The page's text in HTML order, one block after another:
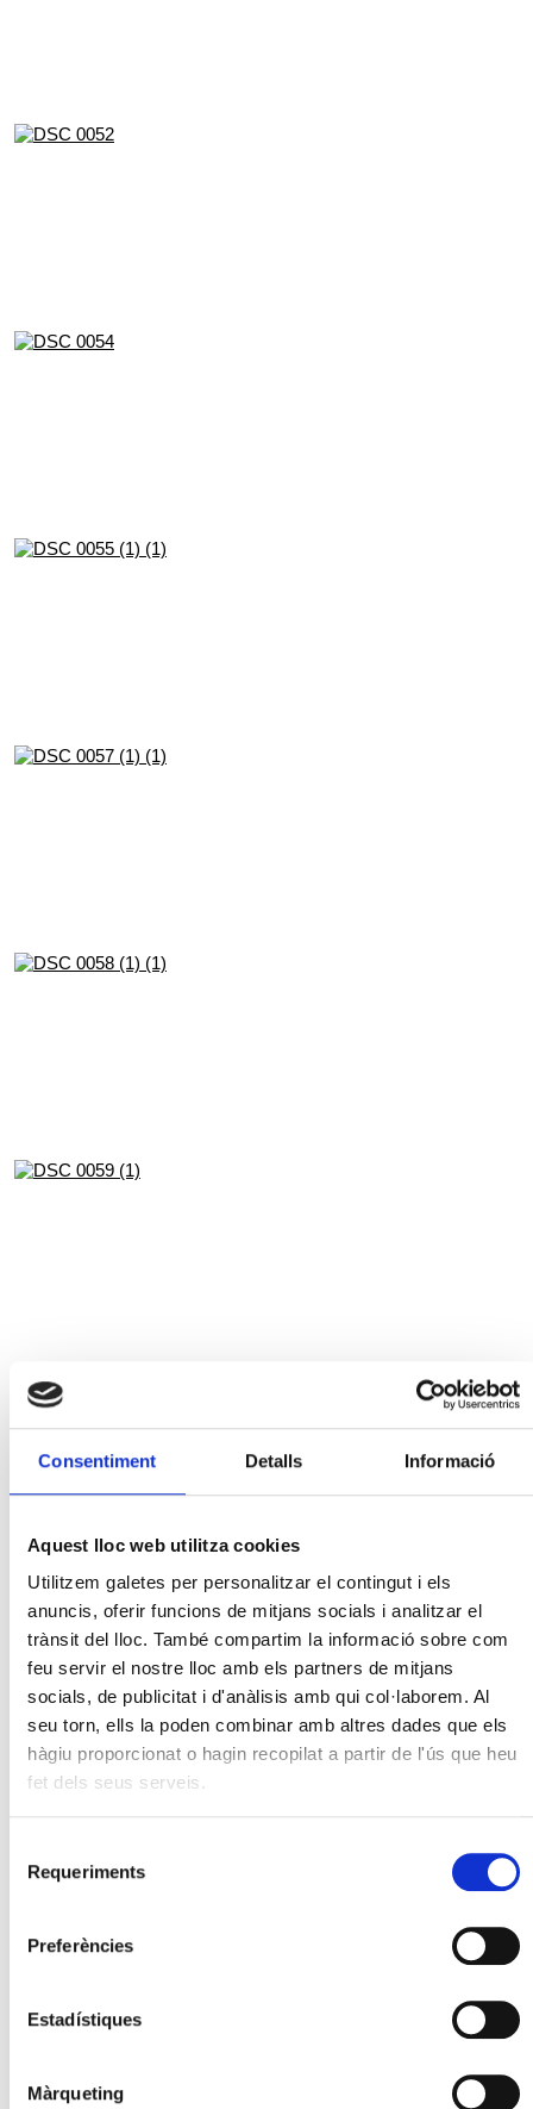
Consentiment Detalls Informació
Aquest lloc web utilitza cookies
Utilitzem galetes per personalitzar el contingut i els
anuncis, oferir funcions de mitjans socials i analitzar el
trànsit del lloc. També compartim la informació sobre com
feu servir el nostre lloc amb els partners de mitjans
socials, de publicitat i d'anàlisis amb qui col·laborem. Al
seu torn, ells la poden combinar amb altres dades que els
hàgiu proporcionat o hagin recopilat a partir de l'ús que heu
fet dels seus serveis.
Requeriments
Preferències
Estadístiques
Màrqueting